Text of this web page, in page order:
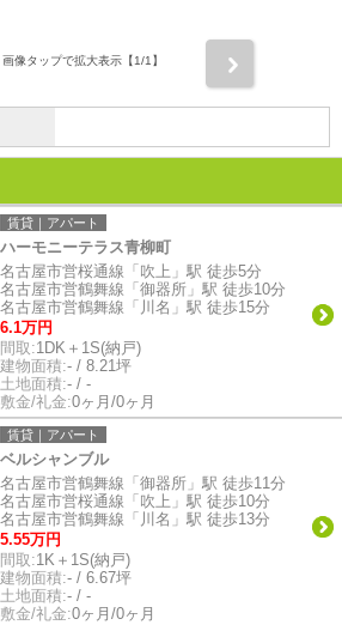
画像タップで拡大表示【1/1】
賃貸｜アパート
ハーモニーテラス青柳町
名古屋市営桜通線「吹上」駅 徒歩5分
名古屋市営鶴舞線「御器所」駅 徒歩10分
名古屋市営鶴舞線「川名」駅 徒歩15分
6.1万円
間取:1DK＋1S(納戸)
建物面積:- / 8.21坪
土地面積:- / -
敷金/礼金:0ヶ月/0ヶ月
賃貸｜アパート
ベルシャンブル
名古屋市営鶴舞線「御器所」駅 徒歩11分
名古屋市営桜通線「吹上」駅 徒歩10分
名古屋市営鶴舞線「川名」駅 徒歩13分
5.55万円
間取:1K＋1S(納戸)
建物面積:- / 6.67坪
土地面積:- / -
敷金/礼金:0ヶ月/0ヶ月